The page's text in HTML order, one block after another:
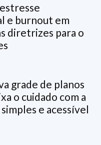
e burnout em
diretrizes para o
grade de planos
o cuidado com a
simples e acessível